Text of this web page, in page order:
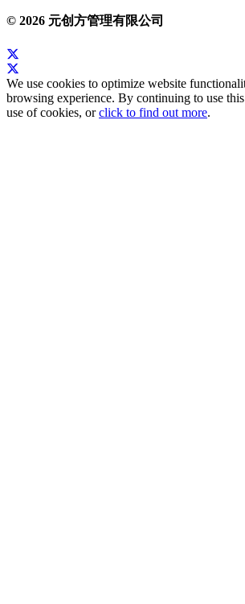
© 2026 元创方管理有限公司
We use cookies to optimize website
browsing experience. By continuing to use
use of cookies, orclick to find out more.